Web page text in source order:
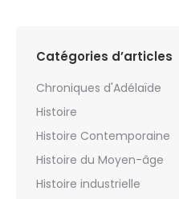
Catégories d’articles
Chroniques d'Adélaïde
Histoire
Histoire Contemporaine
Histoire du Moyen-âge
Histoire industrielle